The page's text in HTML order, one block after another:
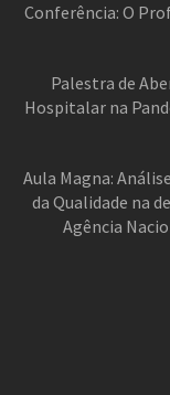
Conferência: O
Palestra de
Hospitalar na
Aula Magna:
da Qualidade na
Agência